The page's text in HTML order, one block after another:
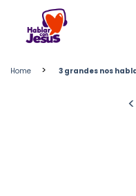
content
Home > 3 grandes nos
<